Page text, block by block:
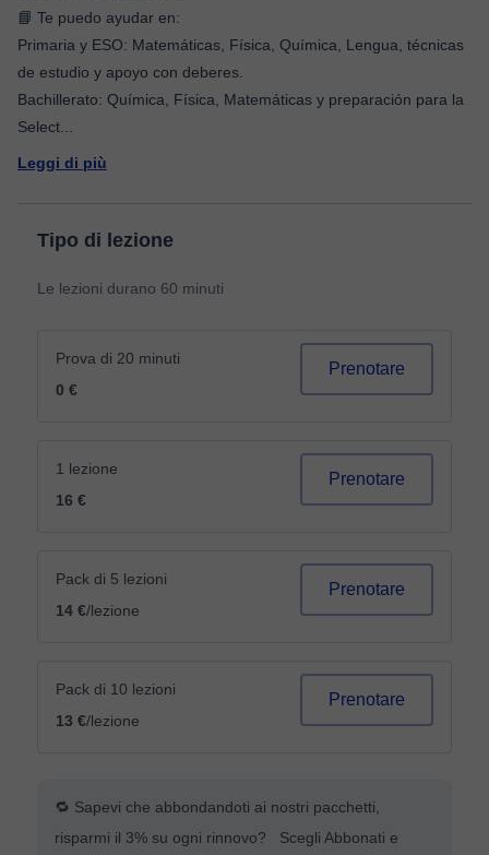
📘 Te puedo ayudar en:
Primaria y ESO: Matemáticas, Física, Química, Lengua, técnicas
de estudio y apoyo con deberes.
Bachillerato: Química, Física, Matemáticas y preparación para la
Select
Leggi di più
Tipo di lezione
Le lezioni durano 60 minuti
Prova di 20 minuti
0 €
Prenotare
1 lezione
16 €
Prenotare
Pack di 5 lezioni
14 €/lezione
Prenotare
Pack di 10 lezioni
13 €/lezione
Prenotare
🔁 Sapevi che abbondandoti ai nostri pacchetti,
risparmi il 3% su ogni rinnovo? Scegli Abbonati e